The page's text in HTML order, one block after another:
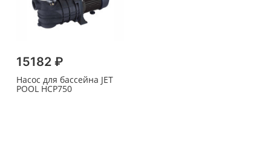
15182 ₽
Насос для бассейна JET
POOL HCP750